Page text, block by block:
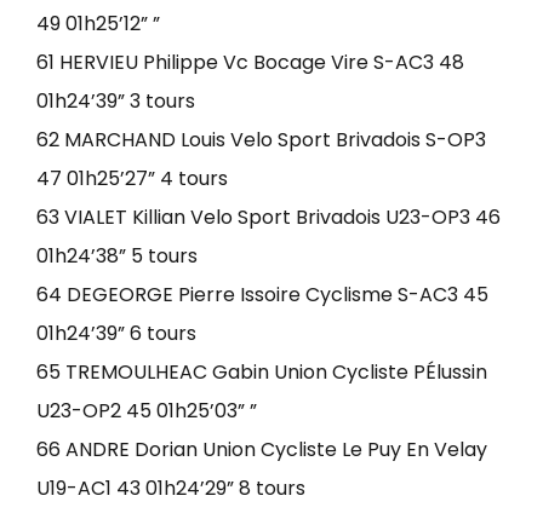
49 01h25’12” ”
61 HERVIEU Philippe Vc Bocage Vire S-AC3 48
01h24’39” 3 tours
62 MARCHAND Louis Velo Sport Brivadois S-OP3
47 01h25’27” 4 tours
63 VIALET Killian Velo Sport Brivadois U23-OP3 46
01h24’38” 5 tours
64 DEGEORGE Pierre Issoire Cyclisme S-AC3 45
01h24’39” 6 tours
65 TREMOULHEAC Gabin Union Cycliste PÉlussin
U23-OP2 45 01h25’03” ”
66 ANDRE Dorian Union Cycliste Le Puy En Velay
U19-AC1 43 01h24’29” 8 tours